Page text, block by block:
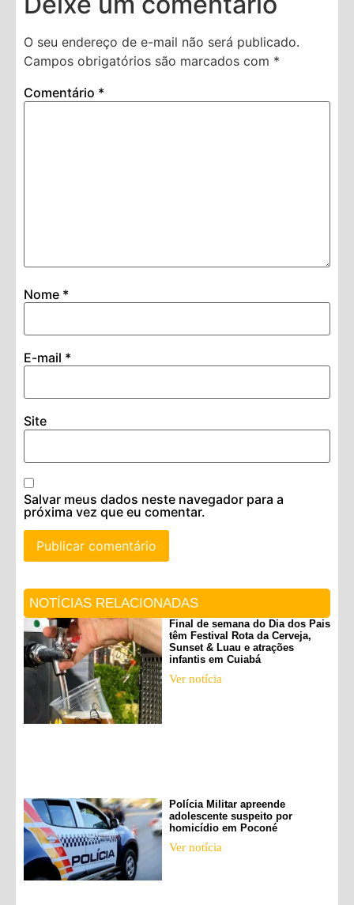
O seu endereço de e-mail não será publicado.
Campos obrigatórios são marcados com *
Comentário *
Nome *
E-mail *
Site
Salvar meus dados neste navegador para a
próxima vez que eu comentar.
NOTÍCIAS RELACIONADAS
Final de semana do Dia dos Pais
têm Festival Rota da Cerveja,
Sunset & Luau e atrações
infantis em Cuiabá
Ver notícia
Polícia Militar apreende
adolescente suspeito por
homicídio em Poconé
Ver notícia